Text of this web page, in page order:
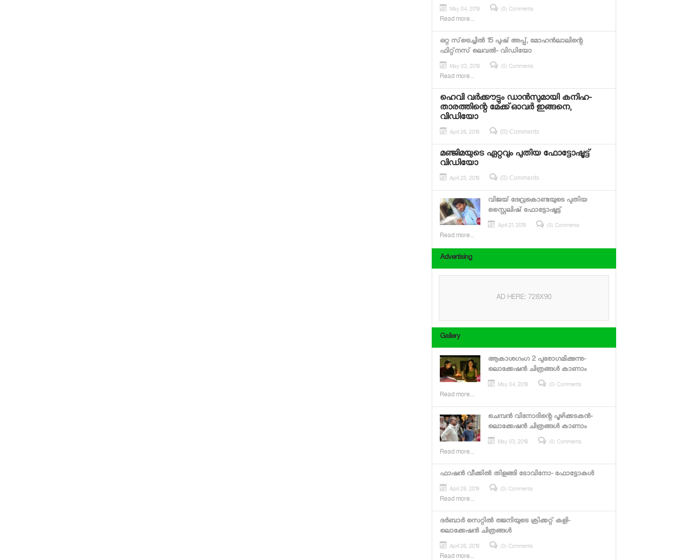
May 04, 2019 (0) Comments
Read more...
ഒറ്റ സ്‌ട്രെച്ചില്‍ 15 പുഷ് അപ്പ്, മോഹന്‍ലാലിന്റെ
ഫിറ്റ്‌നസ് ലെവല്‍- വിഡിയോ
May 03, 2019 (0) Comments
Read more...
ഹെവി വര്‍ക്കൗട്ടും ഡാന്‍സുമായി കനിഹ-
താരത്തിന്റെ മേക്ക്ഓവര്‍ ഇങ്ങനെ,
വിഡിയോ
April 26, 2019 (0) Comments
മഞ്ജിമയുടെ ഏറ്റവും പുതിയ ഫോട്ടോഷൂട്ട്
വിഡിയോ
April 25, 2019 (0) Comments
വിജയ് ദേവ്രകൊണ്ടയുടെ പുതിയ
സ്റ്റൈലിഷ് ഫോട്ടോഷൂട്ട്
April 21, 2019 (0) Comments
Read more...
Advertising
AD HERE: 728X90
Gallery
ആകാശഗംഗ 2 പുരോഗമിക്കുന്നു-
ലൊക്കേഷന്‍ ചിത്രങ്ങള്‍ കാണാം
May 04, 2019 (0) Comments
Read more...
ചെമ്പന്‍ വിനോദിന്റെ പൂഴിക്കടകന്‍-
ലൊക്കേഷന്‍ ചിത്രങ്ങള്‍ കാണാം
May 03, 2019 (0) Comments
Read more...
ഫാഷന്‍ വീക്കില്‍ തിളങ്ങി ടോവിനോ- ഫോട്ടോകള്‍
April 29, 2019 (0) Comments
Read more...
ദര്‍ബാര്‍ സെറ്റില്‍ രജനിയുടെ ക്രിക്കറ്റ് കളി-
ലൊക്കേഷന്‍ ചിത്രങ്ങള്‍
April 26, 2019 (0) Comments
Read more...